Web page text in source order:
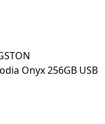
Onyx 256GB USB